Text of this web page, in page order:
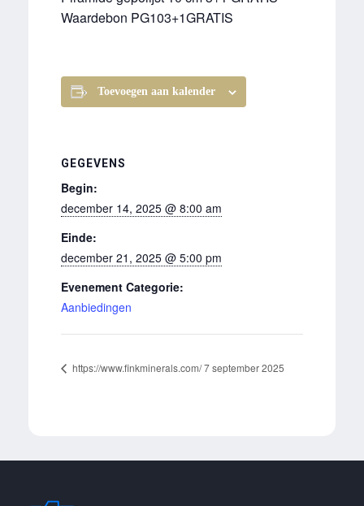
Waardebon PG103+1GRATIS
Toevoegen aan kalender
GEGEVENS
Begin:
december 14, 2025 @ 8:00 am
Einde:
december 21, 2025 @ 5:00 pm
Evenement Categorie:
Aanbiedingen
https://www.finkminerals.com/ 7 september 2025